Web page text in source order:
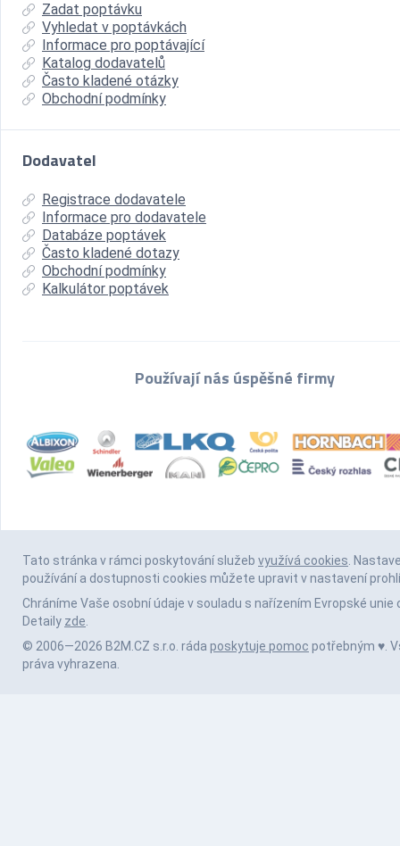
Zadat poptávku
Vyhledat v poptávkách
Informace pro poptávající
Katalog dodavatelů
Často kladené otázky
Obchodní podmínky
Dodavatel
Registrace dodavatele
Informace pro dodavatele
Databáze poptávek
Často kladené dotazy
Obchodní podmínky
Kalkulátor poptávek
Používají nás úspěšné firmy
Tato stránka v rámci poskytování služeb využívá cookies.
používání a dostupnosti cookies můžete upravit v nastavení
Chráníme Vaše osobní údaje v souladu s nařízením Evropské unie
Detaily zde.
© 2006—2026 B2M.CZ s.r.o. ráda poskytuje pomoc potřebným ♥️.
práva vyhrazena.